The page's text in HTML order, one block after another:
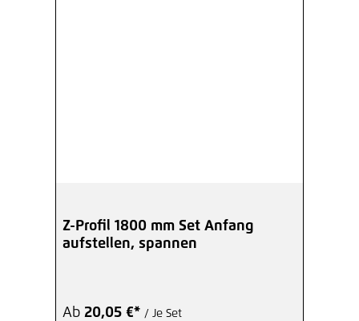
Z-Profil 1800 mm Set Anfang
aufstellen, spannen
Ab 20,05 €* / Je Set